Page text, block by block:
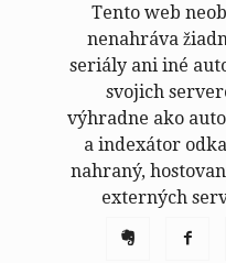
Tento web
nenahráva
seriály ani iné
svojich
výhradne ako
a indexátor
nahraný,
externých